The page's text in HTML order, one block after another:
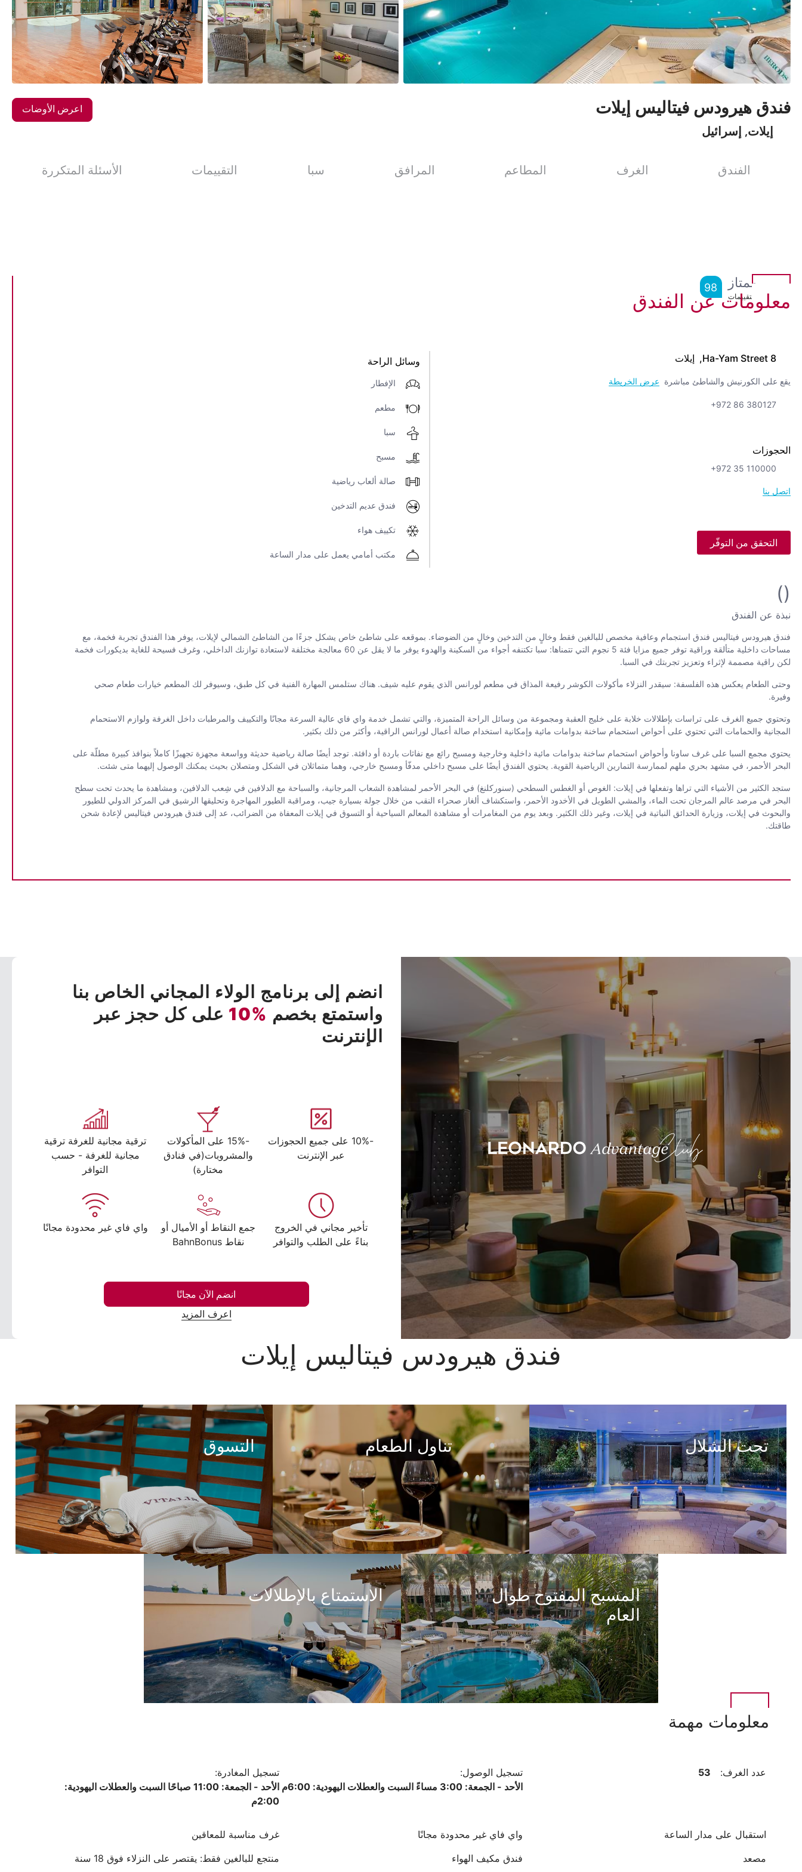
فندق هيرودس فيتاليس إيلات
إيلات, إسرائيل
اعرض الأوضات
الفندق الغرف المطاعم المرافق سبا التقييمات الأسئلة المتكررة
ممتاز
600 التقييمات
98
معلومات عن الفندق
8 Ha-Yam Street, إيلات
يقع على الكورنيش والشاطئ مباشرة عرض الخريطة
+972 86 380127
الحجوزات
+972 35 110000
اتصل بنا
التحقق من التوفّر
وسائل الراحة
الإفطار
مطعم
سبا
مسبح
صالة ألعاب رياضية
فندق عديم التدخين
تكييف هواء
مكتب أمامي يعمل على مدار الساعة
()
نبذة عن الفندق
فندق هيرودس فيتاليس فندق استجمام وعافية مخصص للبالغين فقط وخالٍ من التدخين وخالٍ من الضوضاء. بموقعه على شاطئ خاص يشكل جزءًا من الشاطئ الشمالي لإيلات، يوفر هذا الفندق تجربة فخمة، مع
مساحات داخلية متألقة وراقية توفر جميع مزايا فئة 5 نجوم التي تتمناها: سبا تكتنفه أجواء من السكينة والهدوء يوفر ما لا يقل عن 60 معالجة مختلفة لاستعادة توازنك الداخلي، وغرف فسيحة للغاية بديكورات فخمة
لكن راقية مصممة لإثراء وتعزيز تجربتك في السبا.
وحتى الطعام يعكس هذه الفلسفة: سيقدر النزلاء مأكولات الكوشر رفيعة المذاق في مطعم لورانس الذي يقوم عليه شيف. هناك ستلمس المهارة الفنية في كل طبق، وسيوفر لك المطعم خيارات طعام صحي
وفيرة.
وتحتوي جميع الغرف على تراسات بإطلالات خلابة على خليج العقبة ومجموعة من وسائل الراحة المتميزة، والتي تشمل خدمة واي فاي عالية السرعة مجانًا والتكييف والمرطبات داخل الغرفة ولوازم الاستحمام
المجانية والحمامات التي تحتوي على أحواض استحمام ساخنة بدوامات مائية وإمكانية استخدام صالة أعمال لورانس الراقية، وأكثر من ذلك بكثير.
يحتوي مجمع السبا على غرف ساونا وأحواض استحمام ساخنة بدوامات مائية داخلية وخارجية ومسبح رائع مع نفاثات باردة أو دافئة. توجد أيضًا صالة رياضية حديثة وواسعة مجهزة تجهيزًا كاملاً بنوافذ كبيرة مطلّة على
البحر الأحمر، في مشهد بحري ملهم لممارسة التمارين الرياضية القوية. يحتوي الفندق أيضًا على مسبح داخلي مدفّأ ومسبح خارجي، وهما متماثلان في الشكل ومتصلان بحيث يمكنك الوصول إليهما متى شئت.
ستجد الكثير من الأشياء التي تراها وتفعلها في إيلات: الغوص أو الغطس السطحي (سنوركلنغ) في البحر الأحمر لمشاهدة الشعاب المرجانية، والسباحة مع الدلافين في شِعب الدلافين، ومشاهدة ما يحدث تحت سطح
البحر في مرصد عالم المرجان تحت الماء، والمشي الطويل في الأخدود الأحمر، واستكشاف ألغاز صحراء النقب من خلال جولة بسيارة جيب، ومراقبة الطيور المهاجرة وتحليقها الرشيق في المركز الدولي للطيور
والبحوث في إيلات، وزيارة الحدائق النباتية في إيلات، وغير ذلك الكثير. وبعد يوم من المغامرات أو مشاهدة المعالم السياحية أو التسوق في إيلات المعفاة من الضرائب، عد إلى فندق هيرودس فيتاليس لإعادة شحن
طاقتك.
انضم إلى برنامج الولاء المجاني الخاص بنا
واستمتع بخصم %10
على كل حجز عبر
الإنترنت
-10% على جميع الحجوزات
عبر الإنترنت
-15% على المأكولات
والمشروبات(في فنادق
مختارة)
ترقية مجانية للغرفة ترقية
مجانية للغرفة - حسب
التوافر
تأخير مجاني في الخروج
بناءً على الطلب والتوافر
جمع النقاط أو الأميال أو
نقاط BahnBonus
واي فاي غير محدودة مجانًا
انضم الآن مجانًا
اعرف المزيد
فندق هيرودس فيتاليس إيلات
تحت الشلال تناول الطعام التسوق
المسبح المفتوح طوال
العام
الاستمتاع بالإطلالات
معلومات مهمة
عدد الغرف: 53
تسجيل الوصول:
الأحد - الجمعة: 3:00 مساءً السبت والعطلات اليهودية: 6:00م
تسجيل المغادرة:
الأحد - الجمعة: 11:00 صباحًا السبت والعطلات اليهودية:
2:00م
استقبال على مدار الساعة واي فاي غير محدودة مجانًا
غرف مناسبة للمعاقين
مصعد
فندق مكيف الهواء منتجع للبالغين فقط: يقتصر على النزلاء فوق 18 سنة